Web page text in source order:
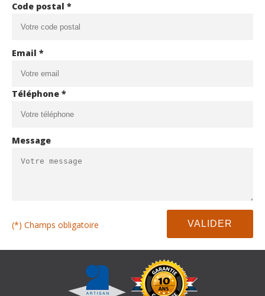
Code postal *
Email *
Téléphone *
Message
(*) Champs obligatoire